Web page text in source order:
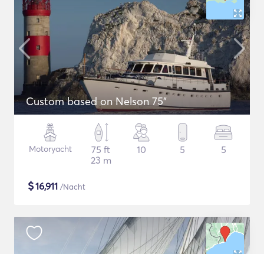
Custom based on Nelson 75"
Motoryacht
75 ft
23 m
10 5 5
$16,911 /Nacht